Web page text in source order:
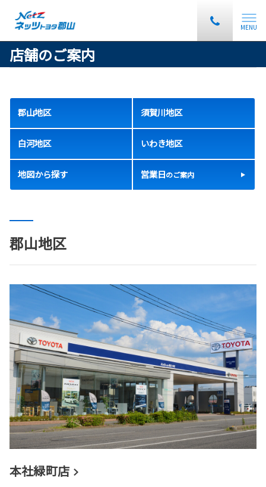
MENU
店舗のご案内
郡山地区 須賀川地区
白河地区 いわき地区
地図から探す 営業日のご案内
郡山地区
本社緑町店